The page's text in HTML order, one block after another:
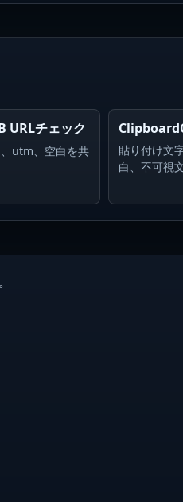
URLチェック
utm、空白を共
貼り付け文
白、不可視